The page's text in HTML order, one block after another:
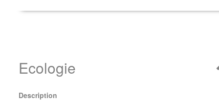
Ecologie
Description